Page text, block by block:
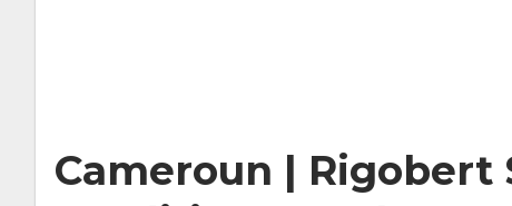
Cameroun | Rigobert